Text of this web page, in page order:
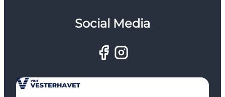
Social Media